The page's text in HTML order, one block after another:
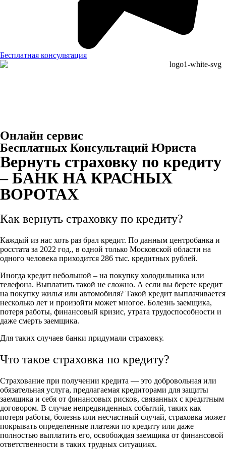
Бесплатная консультация
Онлайн сервис
Бесплатных Консультаций Юриста
Вернуть страховку по кредиту
– БАНК НА КРАСНЫХ
ВОРОТАХ
Как вернуть страховку по кредиту?
Каждый из нас хоть раз брал кредит. По данным центробанка и
росстата за 2022 год., в одной только Московской области на
одного человека приходится 286 тыс. кредитных рублей.
Иногда кредит небольшой – на покупку холодильника или
телефона. Выплатить такой не сложно. А если вы берете кредит
на покупку жилья или автомобиля? Такой кредит выплачивается
несколько лет и произойти может многое. Болезнь заемщика,
потеря работы, финансовый кризис, утрата трудоспособности и
даже смерть заемщика.
Для таких случаев банки придумали страховку.
Что такое страховка по кредиту?
Страхование при получении кредита — это добровольная или
обязательная услуга, предлагаемая кредиторами для защиты
заемщика и себя от финансовых рисков, связанных с кредитным
договором. В случае непредвиденных событий, таких как
потеря работы, болезнь или несчастный случай, страховка может
покрывать определенные платежи по кредиту или даже
полностью выплатить его, освобождая заемщика от финансовой
ответственности в таких трудных ситуациях.